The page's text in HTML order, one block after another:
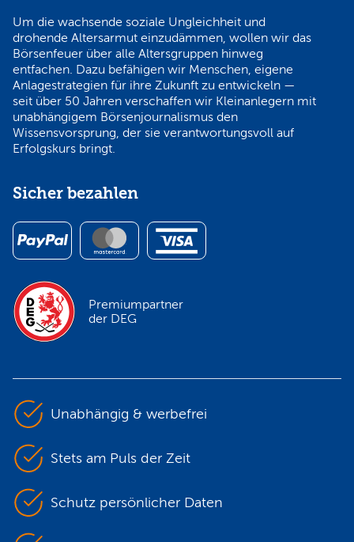
Um die wachsende soziale Ungleichheit und
drohende Altersarmut einzudämmen, wollen wir das
Börsenfeuer über alle Altersgruppen hinweg
entfachen. Dazu befähigen wir Menschen, eigene
Anlagestrategien für ihre Zukunft zu entwickeln —
seit über 50 Jahren verschaffen wir Kleinanlegern mit
unabhängigem Börsenjournalismus den
Wissensvorsprung, der sie verantwortungsvoll auf
Erfolgskurs bringt.
Sicher bezahlen
Premiumpartner
der DEG
Unabhängig & werbefrei
Stets am Puls der Zeit
Schutz persönlicher Daten